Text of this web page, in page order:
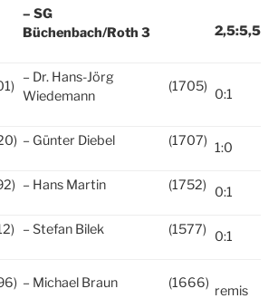
– SG
Büchenbach/Roth 3
2,5:5,5
– Dr. Hans-Jörg
Wiedemann
(1705) 0:1
– Günter Diebel (1707) 1:0
– Hans Martin (1752) 0:1
– Stefan Bilek (1577) 0:1
– Michael Braun (1666) remis